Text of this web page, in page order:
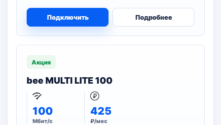
Подключить Подробнее
Акция
bee MULTI LITE 100
100
Мбит/с
425
₽/мес